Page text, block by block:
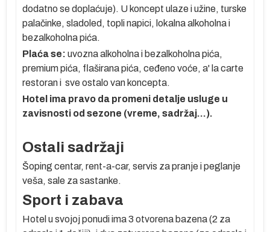
dodatno se doplaćuje). U koncept ulaze i užine, turske
palačinke, sladoled, topli napici, lokalna alkoholna i
bezalkoholna pića.
Plaća se: uvozna alkoholna i bezalkoholna pića,
premium pića, flaširana pića, ceđeno voće, a' la carte
restoran i sve ostalo van koncepta.
Hotel ima pravo da promeni detalje usluge u
zavisnosti od sezone (vreme, sadržaj…).
Ostali sadržaji
Šoping centar, rent-a-car, servis za pranje i peglanje
veša, sale za sastanke.
Sport i zabava
Hotel u svojoj ponudi ima 3 otvorena bazena (2 za